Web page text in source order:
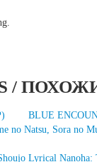
/
BLUE
Natsu, Sora no
Lyrical